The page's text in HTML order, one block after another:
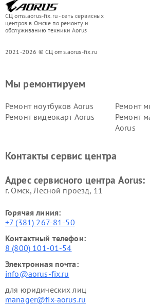
СЦ oms.aorus-fix.ru - сеть сервисных
центров в Омске по ремонту и
обслуживанию техники Aorus
2021-2026 © СЦ oms.aorus-fix.ru
Мы ремонтируем
Ремонт ноутбуков Aorus
Ремонт
Ремонт видеокарт Aorus
Ремонт
Aorus
Контакты сервис центра
Адрес сервисного центра Aorus:
г. Омск, ​Лесной проезд, 11
Горячая линия:
+7 (381) 267-81-50
Контактный телефон:
8 (800) 101-01-54
Электронная почта:
info@aorus-fix.ru
для юридических лиц
manager@fix-aorus.ru